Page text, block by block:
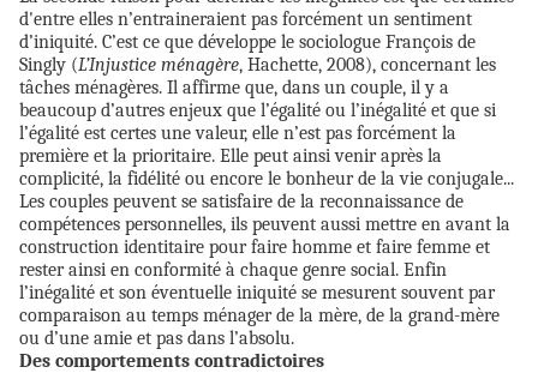
d'entre elles n’entraineraient pas forcément un sentiment
d’iniquité. C’est ce que développe le sociologue François de
Singly (L’Injustice ménagère, Hachette, 2008), concernant les
tâches ménagères. Il affirme que, dans un couple, il y a
beaucoup d’autres enjeux que l’égalité ou l’inégalité et que si
l’égalité est certes une valeur, elle n’est pas forcément la
première et la prioritaire. Elle peut ainsi venir après la
complicité, la fidélité ou encore le bonheur de la vie conjugale...
Les couples peuvent se satisfaire de la reconnaissance de
compétences personnelles, ils peuvent aussi mettre en avant la
construction identitaire pour faire homme et faire femme et
rester ainsi en conformité à chaque genre social. Enfin
l’inégalité et son éventuelle iniquité se mesurent souvent par
comparaison au temps ménager de la mère, de la grand-mère
ou d’une amie et pas dans l’absolu.
Des comportements contradictoires